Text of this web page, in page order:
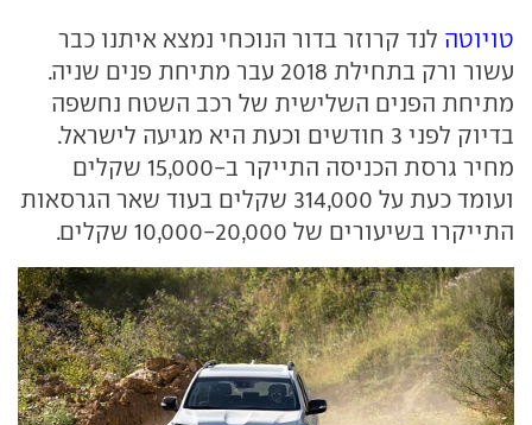
טויוטה לנד קרוזר בדור הנוכחי נמצא איתנו כבר
עשור ורק בתחילת 2018 עבר מתיחת פנים שניה.
מתיחת הפנים השלישית של רכב השטח נחשפה
בדיוק לפני 3 חודשים וכעת היא מגיעה לישראל.
מחיר גרסת הכניסה התייקר ב-15,000 שקלים
ועומד כעת על 314,000 שקלים בעוד שאר הגרסאות
התייקרו בשיעורים של 10,000-20,000 שקלים.